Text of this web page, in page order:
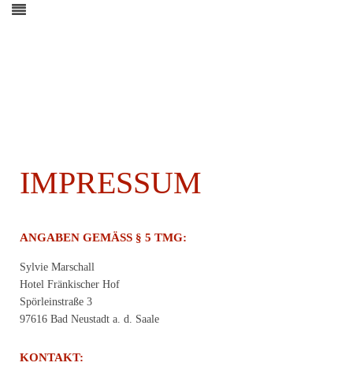
IMPRESSUM
ANGABEN GEMÄSS § 5 TMG:
Sylvie Marschall
Hotel Fränkischer Hof
Spörleinstraße 3
97616 Bad Neustadt a. d. Saale
KONTAKT: